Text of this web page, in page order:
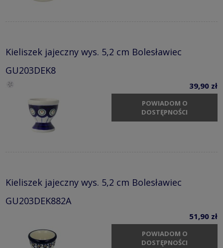
Kieliszek jajeczny wys. 5,2 cm Bolesławiec
GU203DEK8
39,90 zł
POWIADOM O
DOSTĘPNOŚCI
Kieliszek jajeczny wys. 5,2 cm Bolesławiec
GU203DEK882A
51,90 zł
POWIADOM O
DOSTĘPNOŚCI